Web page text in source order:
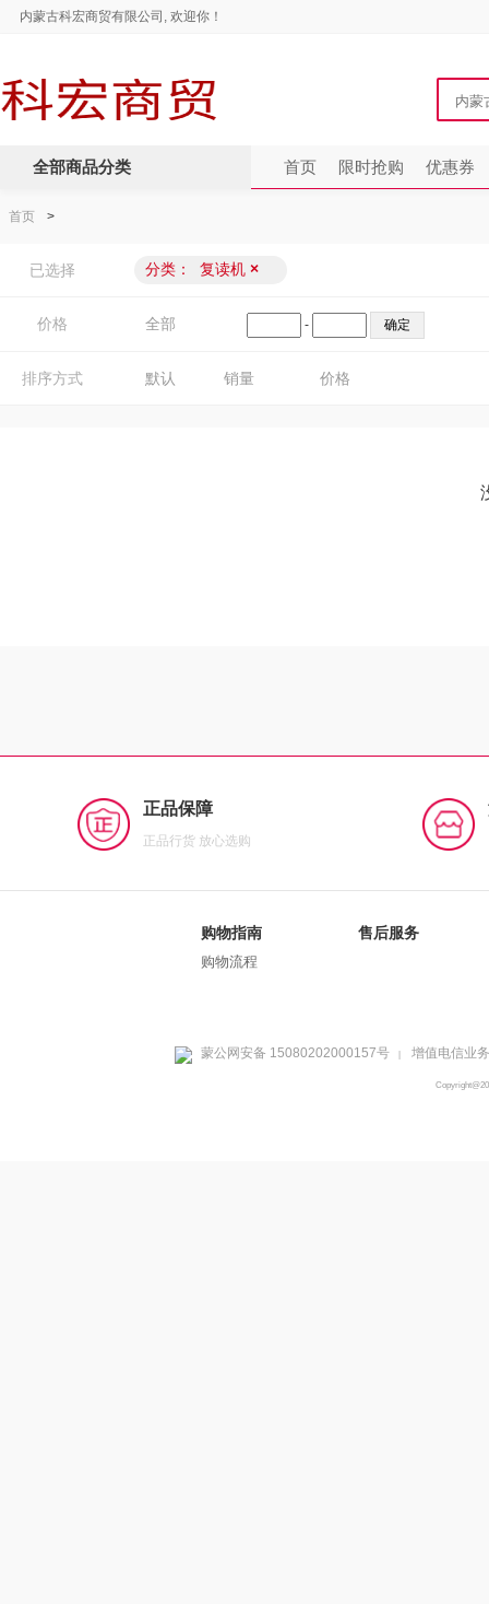
内蒙古科宏商贸有限公司, 欢迎你！
全部商品分类 首页 限时抢购 优惠券
首页 >
已选择 分类： 复读机 ×
价格 全部 -
排序方式 默认 销量 价格
正品保障
正品行货 放心选购
购物指南
购物流程
售后服务
蒙公网安备 15080202000157号 | 增值电信业